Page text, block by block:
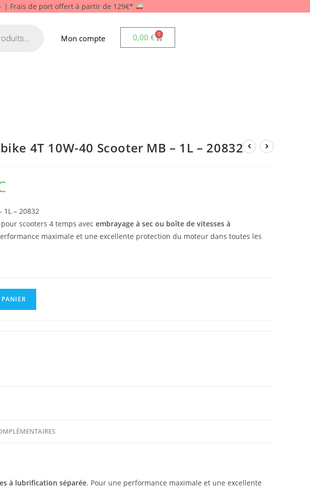
| Frais de port offert à partir de 129€*
Mon compte 0,00 € 0
4T 10W-40 Scooter MB – 1L – 20832
1L – 20832
scooters 4 temps avec embrayage à sec ou boîte de vitesses à
maximale et une excellente protection du moteur dans toutes les
à lubrification séparée. Pour une performance maximale et une excellente